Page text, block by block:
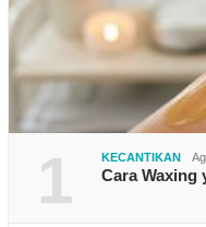
1 KECANTIKAN
Cara Waxing